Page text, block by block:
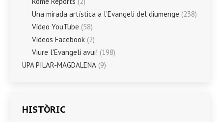
Una mirada artística a l’Evangeli del diumenge (238)
Vídeo YouTube (58)
Vídeos Facebook (2)
Viure l'Evangeli avui! (198)
UPA PILAR-MAGDALENA (9)
HISTÒRIC